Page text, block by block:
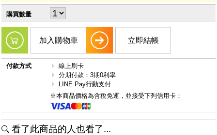
購買數量
加入購物車 立即結帳
付款方式
線上刷卡
分期付款：3期0利率
LINE Pay行動支付
※本商品價格為含稅免運，並接受下列信用卡：
看了此商品的人也看了...